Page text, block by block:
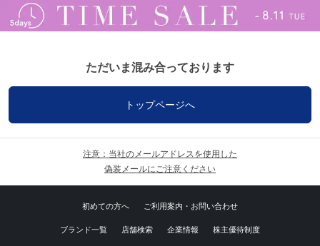
ただいま混み合っております
トップページへ
注意：当社のメールアドレスを使用した
偽装メールにご注意ください
初めての方へ ご利用案内・お問い合わせ
ブランド一覧 店舗検索 企業情報 株主優待制度